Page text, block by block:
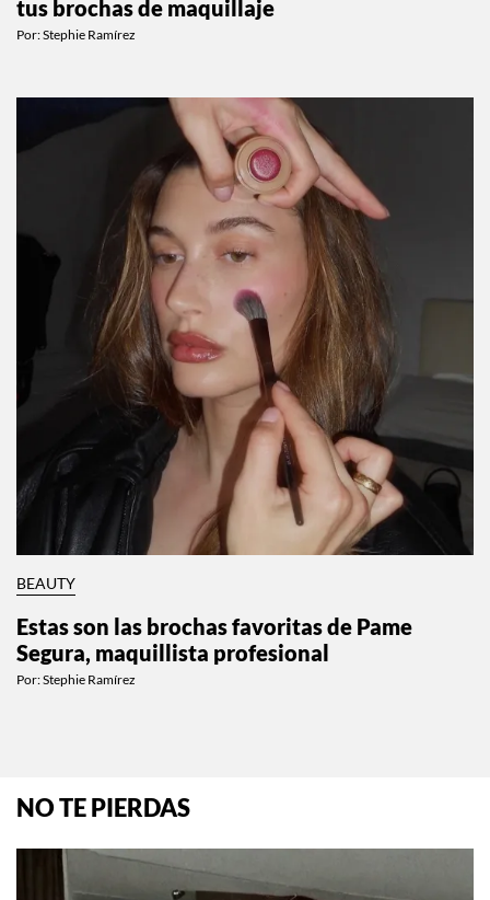
tus brochas de maquillaje
Por:Stephie Ramírez
BEAUTY
Estas son las brochas favoritas de Pame
Segura, maquillista profesional
Por:Stephie Ramírez
NO TE PIERDAS